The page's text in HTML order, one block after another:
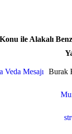
Konu ile Alakalı
Veda Mesajı Burak